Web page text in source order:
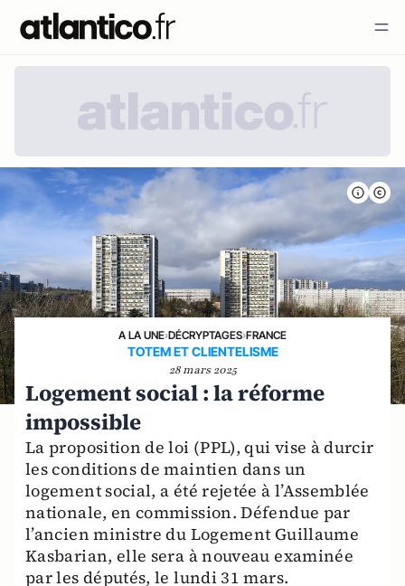
A LA UNE›DÉCRYPTAGES›FRANCE
TOTEM ET CLIENTELISME
28 mars 2025
Logement social : la réforme
impossible
La proposition de loi (PPL), qui vise à durcir
les conditions de maintien dans un
logement social, a été rejetée à l’Assemblée
nationale, en commission. Défendue par
l’ancien ministre du Logement Guillaume
Kasbarian, elle sera à nouveau examinée
par les députés, le lundi 31 mars.